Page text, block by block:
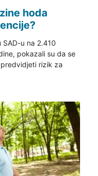
hoda
u na 2.410
pokazali su da se
rizik za